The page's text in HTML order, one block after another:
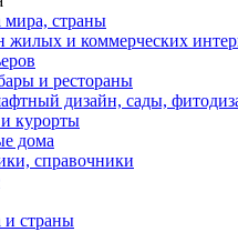
мира, страны
жилых и коммерческих
и рестораны
дизайн, сады,
курорты
дома
справочники
и страны